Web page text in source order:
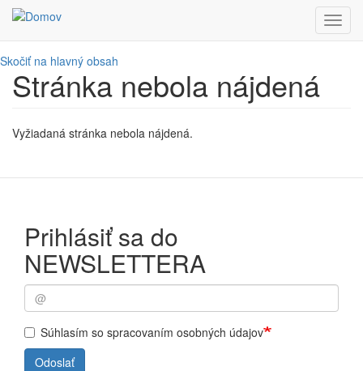
Skočiť na hlavný obsah
Stránka nebola nájdená
Vyžiadaná stránka nebola nájdená.
Prihlásiť sa do
NEWSLETTERA
Súhlasím so spracovaním osobných údajov
Odoslať